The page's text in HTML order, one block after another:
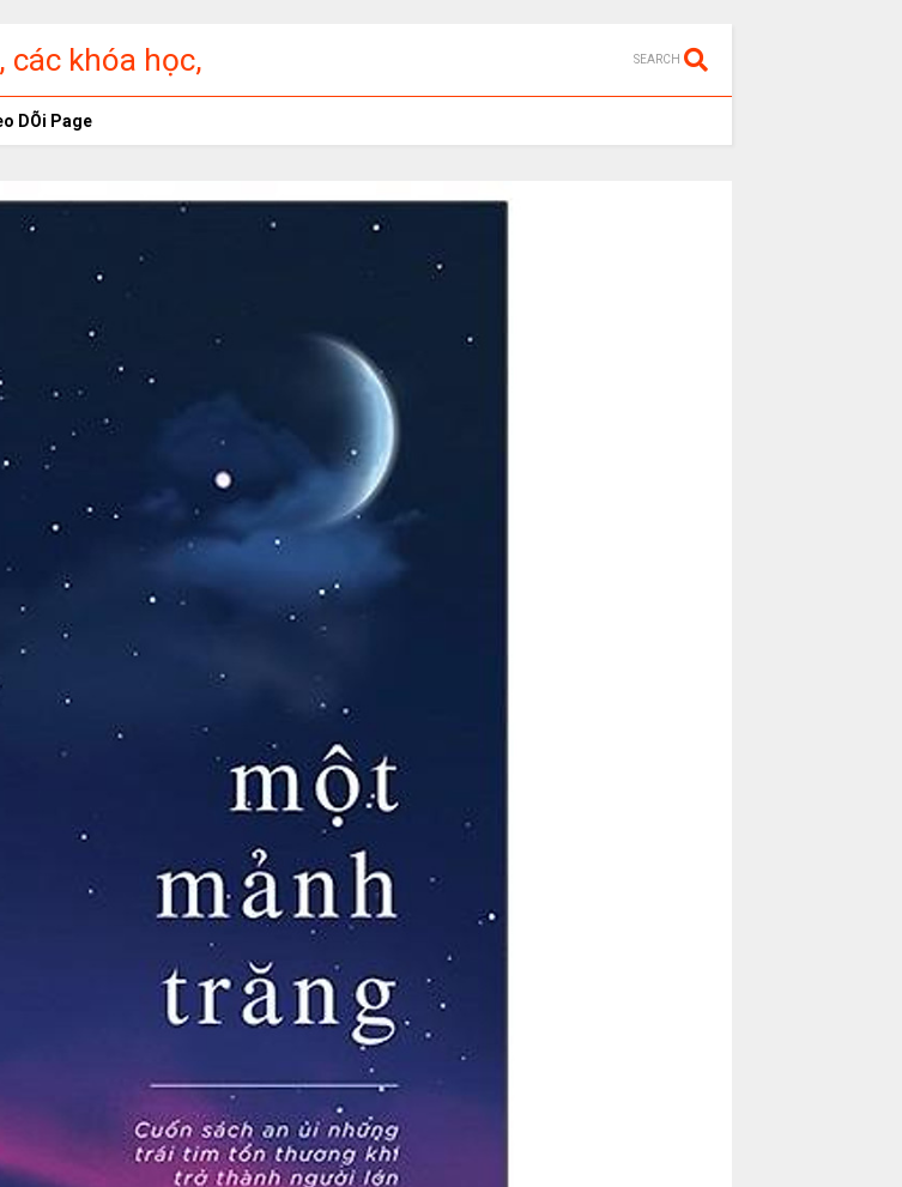
các khóa học,
SEARCH
DÕi Page